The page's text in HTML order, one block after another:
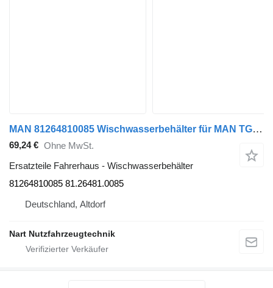
MAN 81264810085 Wischwasserbehälter für MAN TGS Sattelzugmaschine
69,24 € Ohne MwSt.
Ersatzteile Fahrerhaus - Wischwasserbehälter
81264810085 81.26481.0085
Deutschland, Altdorf
Nart Nutzfahrzeugtechnik